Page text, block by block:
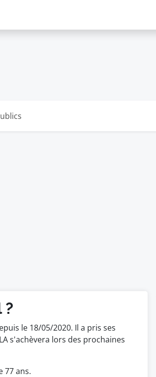
le 18/05/2020. Il a pris ses
s'achèvera lors des prochaines
77 ans.